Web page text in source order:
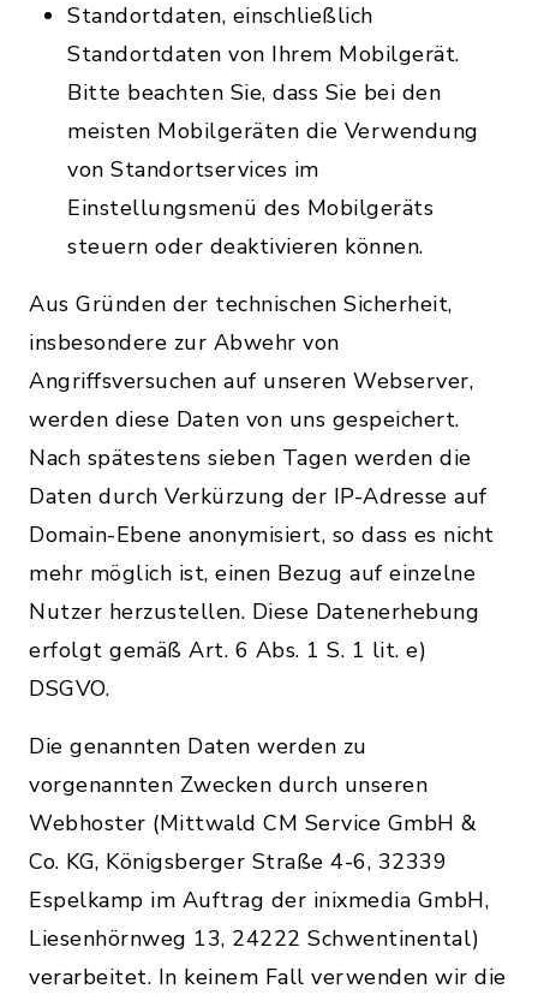
Standortdaten, einschließlich
Standortdaten von Ihrem Mobilgerät.
Bitte beachten Sie, dass Sie bei den
meisten Mobilgeräten die Verwendung
von Standortservices im
Einstellungsmenü des Mobilgeräts
steuern oder deaktivieren können.
Aus Gründen der technischen Sicherheit,
insbesondere zur Abwehr von
Angriffsversuchen auf unseren Webserver,
werden diese Daten von uns gespeichert.
Nach spätestens sieben Tagen werden die
Daten durch Verkürzung der IP-Adresse auf
Domain-Ebene anonymisiert, so dass es nicht
mehr möglich ist, einen Bezug auf einzelne
Nutzer herzustellen. Diese Datenerhebung
erfolgt gemäß Art. 6 Abs. 1 S. 1 lit. e)
DSGVO.
Die genannten Daten werden zu
vorgenannten Zwecken durch unseren
Webhoster (Mittwald CM Service GmbH &
Co. KG, Königsberger Straße 4-6, 32339
Espelkamp im Auftrag der inixmedia GmbH,
Liesenhörnweg 13, 24222 Schwentinental)
verarbeitet. In keinem Fall verwenden wir die